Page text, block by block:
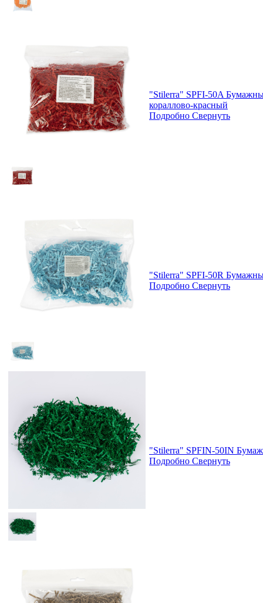
"Stilerra" SPFI-50A
кораллово-красный
Подробно Свернуть
"Stilerra" SPFI-50R
Подробно Свернуть
"Stilerra" SPFIN-50IN
Подробно Свернуть